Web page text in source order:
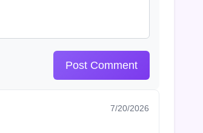
Post Comment
7/20/2026